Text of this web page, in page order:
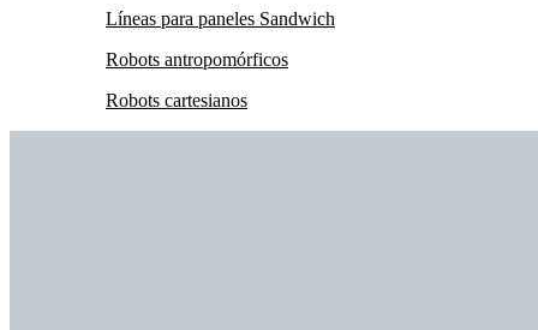
Líneas para paneles Sandwich
Robots antropomórficos
Robots cartesianos